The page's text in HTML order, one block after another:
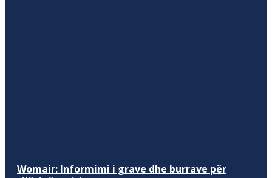
Womair: Informimi i grave dhe burrave për